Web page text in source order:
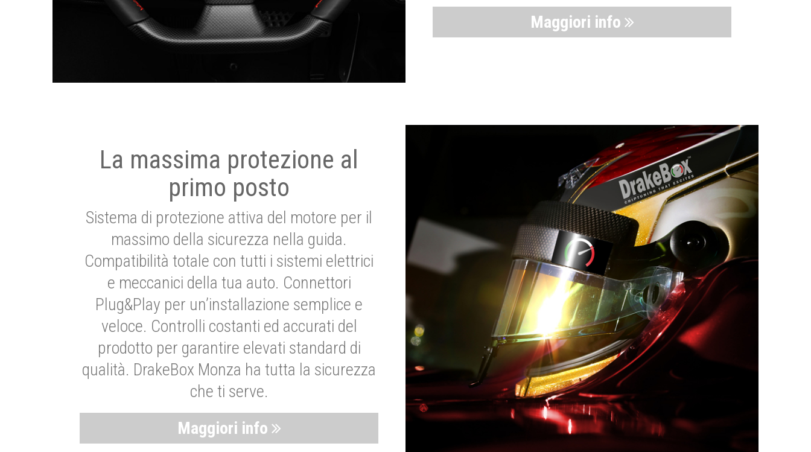
Maggiori info
La massima protezione al
primo posto
Sistema di protezione attiva del motore per il
massimo della sicurezza nella guida.
Compatibilità totale con tutti i sistemi elettrici
e meccanici della tua auto. Connettori
Plug&Play per un’installazione semplice e
veloce. Controlli costanti ed accurati del
prodotto per garantire elevati standard di
qualità. DrakeBox Monza ha tutta la sicurezza
che ti serve.
Maggiori info